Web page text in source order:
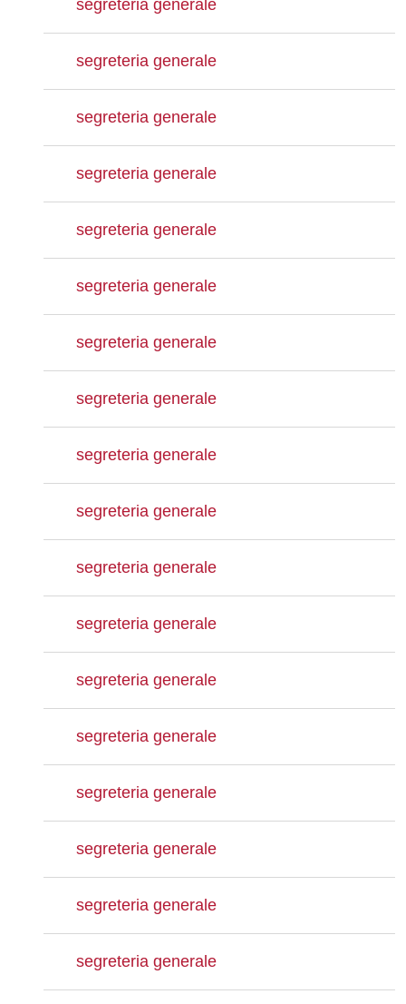
segreteria generale
segreteria generale
segreteria generale
segreteria generale
segreteria generale
segreteria generale
segreteria generale
segreteria generale
segreteria generale
segreteria generale
segreteria generale
segreteria generale
segreteria generale
segreteria generale
segreteria generale
segreteria generale
segreteria generale
segreteria generale